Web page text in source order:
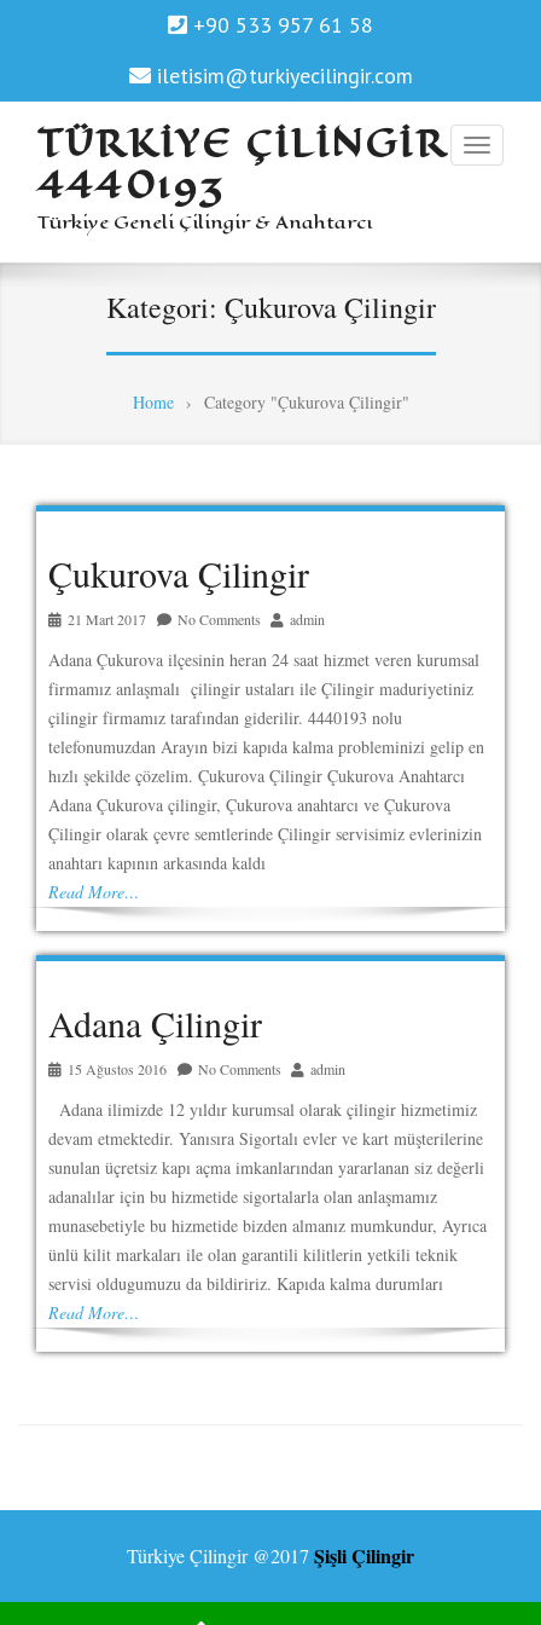
+90 533 957 61 58
iletisim@turkiyecilingir.com
TÜRKIYE ÇILINGIR
4440193
Türkiye Geneli Çilingir & Anahtarcı
Kategori: Çukurova Çilingir
Home› Category "Çukurova Çilingir"
Çukurova Çilingir
21 Mart 2017 No Comments admin
Adana Çukurova ilçesinin heran 24 saat hizmet veren kurumsal
firmamız anlaşmalı çilingir ustaları ile Çilingir maduriyetiniz
çilingir firmamız tarafından giderilir. 4440193 nolu
telefonumuzdan Arayın bizi kapıda kalma probleminizi gelip en
hızlı şekilde çözelim. Çukurova Çilingir Çukurova Anahtarcı
Adana Çukurova çilingir, Çukurova anahtarcı ve Çukurova
Çilingir olarak çevre semtlerinde Çilingir servisimiz evlerinizin
anahtarı kapının arkasında kaldı
Read More…
Adana Çilingir
15 Ağustos 2016 No Comments admin
Adana ilimizde 12 yıldır kurumsal olarak çilingir hizmetimiz
devam etmektedir. Yanısıra Sigortalı evler ve kart müşterilerine
sunulan üçretsiz kapı açma imkanlarından yararlanan siz değerli
adanalılar için bu hizmetide sigortalarla olan anlaşmamız
munasebetiyle bu hizmetide bizden almanız mumkundur, Ayrıca
ünlü kilit markaları ile olan garantili kilitlerin yetkili teknik
servisi oldugumuzu da bildiririz. Kapıda kalma durumları
Read More…
Türkiye Çilingir @2017 Şişli Çilingir